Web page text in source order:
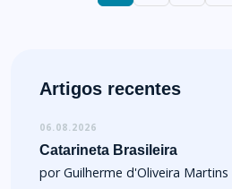
Artigos recentes
06.08.2026
Catarineta Brasileira
por Guilherme d'Oliveira Martins